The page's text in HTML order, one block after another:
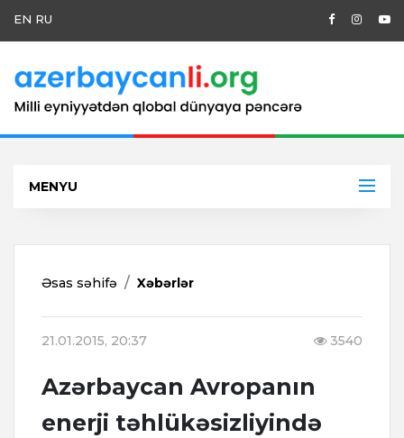
EN RU
MENYU
Əsas səhifə Xəbərlər
21.01.2015, 20:37 3540
Azərbaycan Avropanın
enerji təhlükəsizliyində